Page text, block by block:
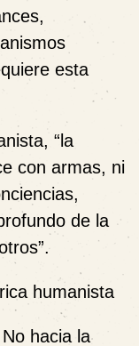
esta
, “la
con armas, ni
de la
humanista
hacia la